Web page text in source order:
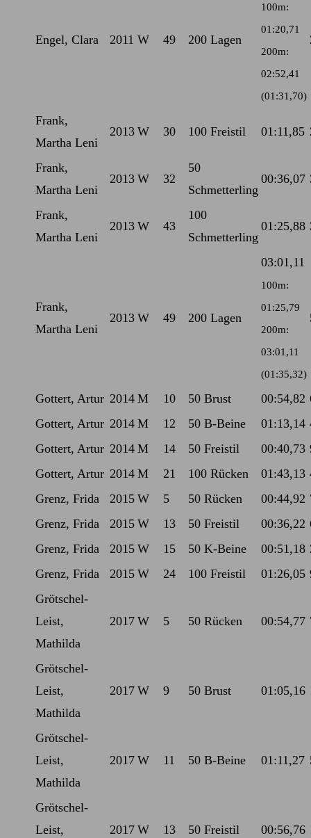
Engel, Clara 2011 W 49 200 Lagen
100m:
01:20,71
200m:
02:52,41
(01:31,70)
Frank,
Martha Leni
2013 W 30 100 Freistil 01:11,85
Frank,
Martha Leni
2013 W 32
50
Schmetterling
00:36,07
Frank,
Martha Leni
2013 W 43
100
Schmetterling
01:25,88
Frank,
Martha Leni
2013 W 49 200 Lagen
03:01,11
100m:
01:25,79
200m:
03:01,11
(01:35,32)
Gottert, Artur 2014 M 10 50 Brust 00:54,82
Gottert, Artur 2014 M 12 50 B-Beine 01:13,14
Gottert, Artur 2014 M 14 50 Freistil 00:40,73
Gottert, Artur 2014 M 21 100 Rücken 01:43,13
Grenz, Frida
2015 W 5 50 Rücken 00:44,92
Grenz, Frida
2015 W 13 50 Freistil 00:36,22
Grenz, Frida
2015 W 15 50 K-Beine 00:51,18
Grenz, Frida
2015 W 24 100 Freistil 01:26,05
Grötschel-
Leist,
Mathilda
2017 W 5 50 Rücken 00:54,77
Grötschel-
Leist,
Mathilda
2017 W 9 50 Brust 01:05,16
Grötschel-
Leist,
Mathilda
2017 W 11 50 B-Beine 01:11,27
Grötschel-
Leist,
2017 W 13 50 Freistil 00:56,76